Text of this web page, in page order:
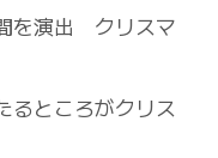
を演出 クリスマ
るところがクリス